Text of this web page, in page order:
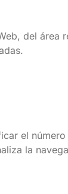
del
el
la